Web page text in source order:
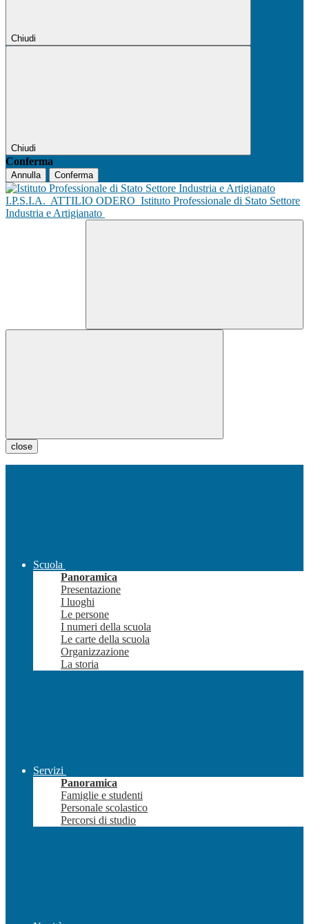
Chiudi
Chiudi
Conferma
Annulla Conferma
I.P.S.I.A. ATTILIO ODERO Istituto Professionale di Stato Settore
Industria e Artigianato
close
Scuola
Panoramica
Presentazione
I luoghi
Le persone
I numeri della scuola
Le carte della scuola
Organizzazione
La storia
Servizi
Panoramica
Famiglie e studenti
Personale scolastico
Percorsi di studio